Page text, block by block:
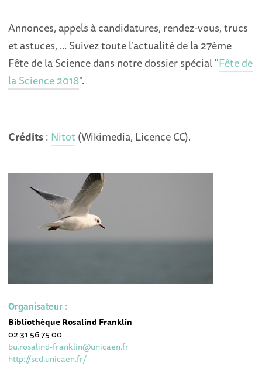
Annonces, appels à candidatures, rendez-vous, trucs
et astuces, ... Suivez toute l'actualité de la 27ème
Fête de la Science dans notre dossier spécial "Fête de
la Science 2018".
Crédits: Nitot(Wikimedia, Licence CC).
Organisateur :
Bibliothèque Rosalind Franklin
02 31 56 75 00
bu.rosalind-franklin@unicaen.fr
http://scd.unicaen.fr/